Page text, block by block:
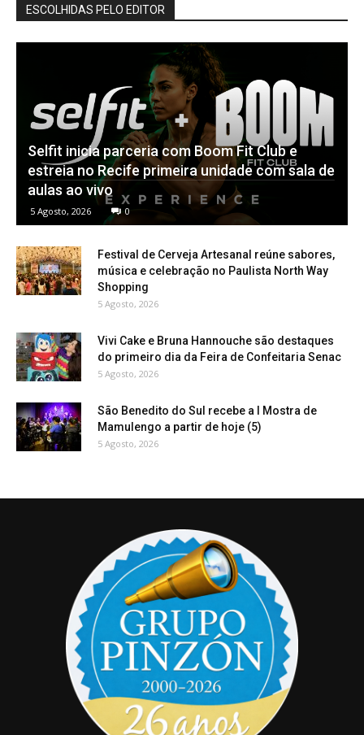
ESCOLHIDAS PELO EDITOR
Selfit inicia parceria com Boom Fit Club e
estreia no Recife primeira unidade com sala de
aulas ao vivo
5 Agosto, 2026 0
Festival de Cerveja Artesanal reúne sabores,
música e celebração no Paulista North Way
Shopping
5 Agosto, 2026
Vivi Cake e Bruna Hannouche são destaques
do primeiro dia da Feira de Confeitaria Senac
5 Agosto, 2026
São Benedito do Sul recebe a I Mostra de
Mamulengo a partir de hoje (5)
5 Agosto, 2026